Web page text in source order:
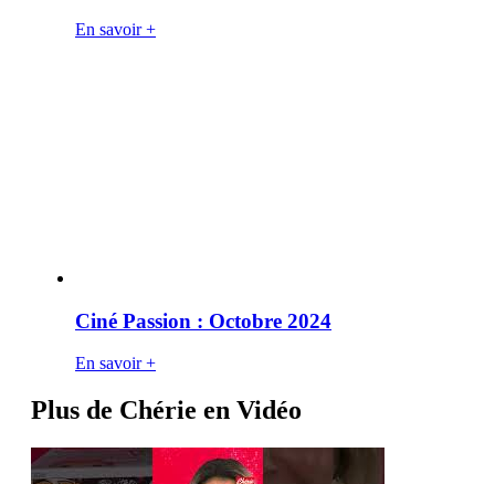
En savoir +
Ciné Passion : Octobre 2024
En savoir +
Plus de Chérie en Vidéo